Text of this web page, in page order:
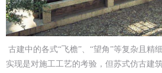
古建中的各式“飞檐”、“望角”等复杂且精
实现是对施工工艺的考验，但苏式仿古建